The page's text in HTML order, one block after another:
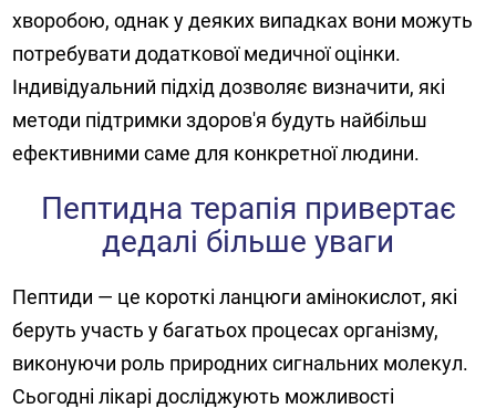
хворобою, однак у деяких випадках вони можуть
потребувати додаткової медичної оцінки.
Індивідуальний підхід дозволяє визначити, які
методи підтримки здоров'я будуть найбільш
ефективними саме для конкретної людини.
Пептидна терапія привертає
дедалі більше уваги
Пептиди — це короткі ланцюги амінокислот, які
беруть участь у багатьох процесах організму,
виконуючи роль природних сигнальних молекул.
Сьогодні лікарі досліджують можливості